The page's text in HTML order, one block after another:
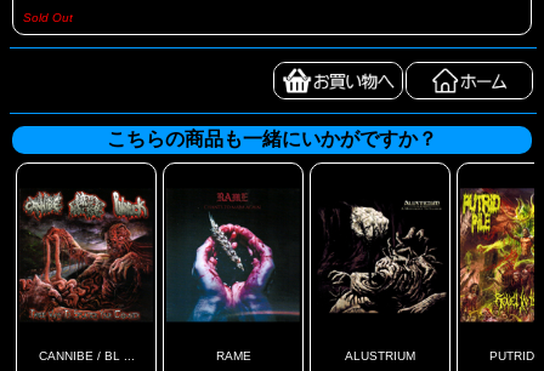
Sold Out
こちらの商品も一緒にいかがですか？
CANNIBE / BL ...
RAME
ALUSTRIUM
PUTRID